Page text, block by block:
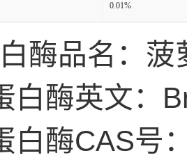
0.01%
酶品名：
酶英文：
白酶CAS号